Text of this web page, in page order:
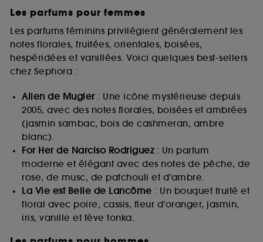
Les parfums pour femmes
Les parfums féminins privilégient généralement les
notes florales, fruitées, orientales, boisées,
hespéridées et vanillées. Voici quelques best-sellers
chez Sephora :
Alien de Mugler: Une icône mystérieuse depuis
2005, avec des notes florales, boisées et ambrées
(jasmin sambac, bois de cashmeran, ambre
blanc).
For Her de Narciso Rodriguez: Un parfum
moderne et élégant avec des notes de pêche, de
rose, de musc, de patchouli et d’ambre.
La Vie est Belle de Lancôme : Un bouquet fruité et
floral avec poire, cassis, fleur d’oranger, jasmin,
iris, vanille et fève tonka.